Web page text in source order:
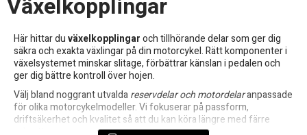
Här hittar duväxelkopplingaroch tillhörande delar som ger dig
säkra och exakta växlingar på din motorcykel. Rätt komponenter i
växelsystemet minskar slitage, förbättrar känslan i pedalen och
ger dig bättre kontroll över hojen.
Välj bland noggrant utvaldareservdelar och motordelaranpassade
för olika motorcykelmodeller. Vi fokuserar på passform,
driftsäkerhet och kvalitet så att du kan köra längre med färre